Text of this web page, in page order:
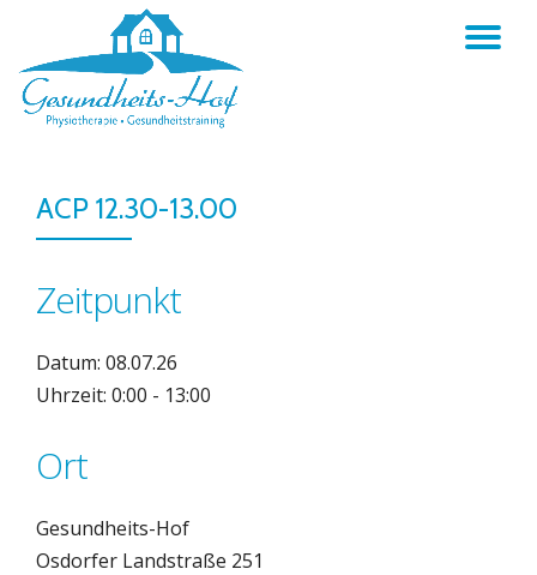
content
ACP 12.30-13.00
Zeitpunkt
Datum: 08.07.26
Uhrzeit: 0:00 - 13:00
Ort
Gesundheits-Hof
Osdorfer Landstraße 251